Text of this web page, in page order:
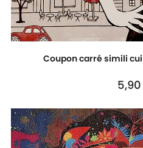
Coupon carré simili
Prix